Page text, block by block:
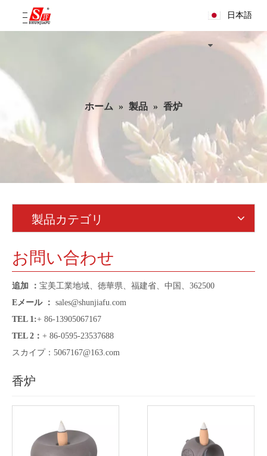
日本語
ホーム » 製品 » 香炉
製品カテゴリ
お問い合わせ
追加 ： 宝美工業地域、徳華県、福建省、中国、362500
Eメール ： sales@shunjiafu.com
TEL 1:+ 86-13905067167
TEL 2： + 86-0595-23537688
スカイプ： 5067167@163.com
香炉